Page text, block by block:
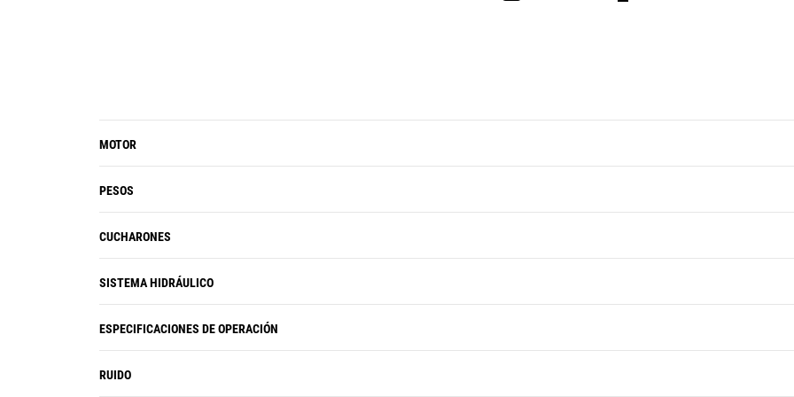
una ventilación natural y una
en tierra.
destinados a dirigir la lluvia hacia los
bordes de la cabina para mantener
las ventanas despejadas.
Los sistemas de aire acondicionado y
orificios de ventilación permiten que
el operador dirija el flujo de aire para
MOTOR
PESOS
CUCHARONES
SISTEMA HIDRÁULICO
ESPECIFICACIONES DE OPERACIÓN
RUIDO